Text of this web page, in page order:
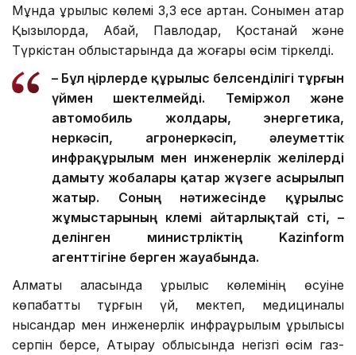
Мұнда құрылыс көлемі 3,3 есе артқан. Сонымен қатар
Қызылорда, Абай, Павлодар, Қостанай және
Түркістан облыстарында да жоғары өсім тіркелді.
– Бұл өңірлерде құрылыс белсенділігі тұрғын
үймен шектелмейді. Теміржол және
автомобиль жолдары, энергетика,
өнеркәсіп, агроөнеркәсіп, әлеуметтік
инфрақұрылым мен инженерлік желілерді
дамыту жобалары қатар жүзеге асырылып
жатыр. Соның нәтижесінде құрылыс
жұмыстарының көлемі айтарлықтай өсті, –
делінген министрліктің Kazinform
агенттігіне берген жауабында.
Алматы қаласында құрылыс көлемінің өсуіне
көпқабатты тұрғын үй, мектеп, медициналық
нысандар мен инженерлік инфрақұрылым құрылысы
серпін берсе, Атырау облысында негізгі өсім газ-